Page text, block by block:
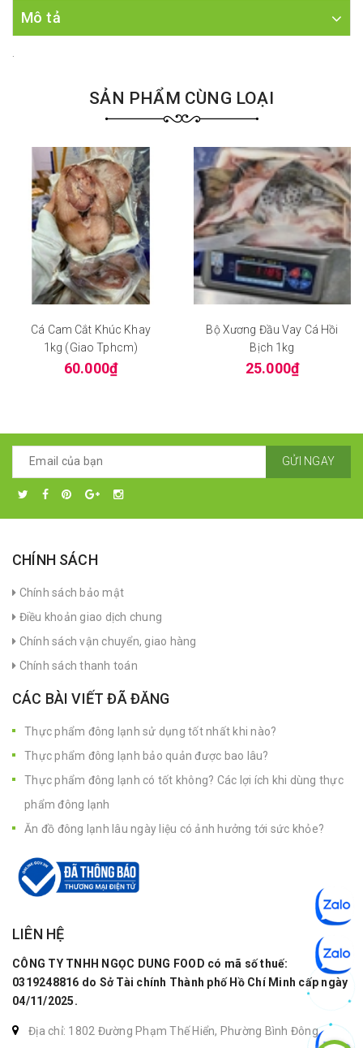
Mô tả
SẢN PHẨM CÙNG LOẠI
Cá Cam Cắt Khúc Khay
1kg (giao Tphcm)
60.000₫
Bộ Xương Đầu Vay Cá Hồi
Bịch 1kg
25.000₫
GỬI NGAY
CHÍNH SÁCH
Chính sách bảo mật
Điều khoản giao dịch chung
Chính sách vận chuyển, giao hàng
Chính sách thanh toán
CÁC BÀI VIẾT ĐÃ ĐĂNG
Thực phẩm đông lạnh sử dụng tốt nhất khi nào?
Thực phẩm đông lạnh bảo quản được bao lâu?
Thực phẩm đông lạnh có tốt không? Các lợi ích khi dùng thực
phẩm đông lạnh
Ăn đồ đông lạnh lâu ngày liệu có ảnh hưởng tới sức khỏe?
LIÊN HỆ
CÔNG TY TNHH NGỌC DUNG FOOD có mã số thuế:
0319248816 do Sở Tài chính Thành phố Hồ Chí Minh cấp ngày
04/11/2025.
Địa chỉ: 1802 Đường Phạm Thế Hiển, Phường Bình Đông,